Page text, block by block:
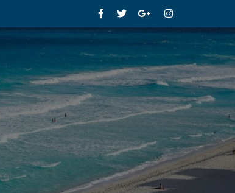
FacebookTwitterGoogle+Instagram